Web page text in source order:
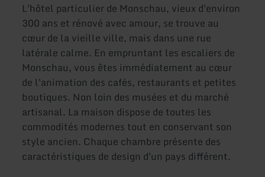
L'hôtel particulier de Monschau, vieux d'environ
300 ans et rénové avec amour, se trouve au
cœur de la vieille ville, mais dans une rue
latérale calme. En empruntant les escaliers de
Monschau, vous êtes immédiatement au cœur
de l'animation des cafés, restaurants et petites
boutiques. Non loin des musées et du marché
artisanal. La maison dispose de toutes les
commodités modernes tout en conservant son
style ancien. Chaque chambre présente des
caractéristiques de design d'un pays différent.